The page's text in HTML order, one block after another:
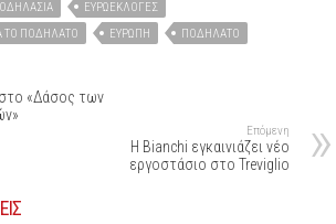
ΕΥΡΩΕΚΛΟΓΈΣ
ΤΟ ΠΟΔΉΛΑΤΟ
ΕΥΡΏΠΗ ΠΟΔΉΛΑΤΟ
«Δάσος των
Επόμενη
H Bianchi εγκαινιάζει νέο
εργοστάσιο στο Treviglio